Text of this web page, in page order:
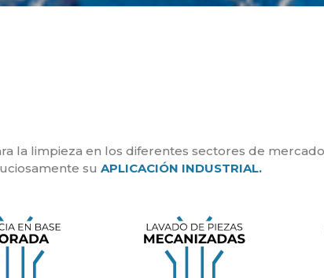
la limpieza en los diferentes sectores de
su APLICACIÓN INDUSTRIAL.